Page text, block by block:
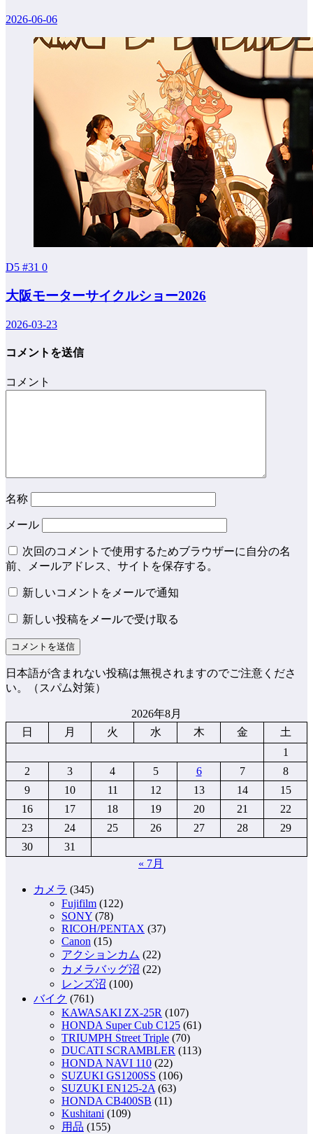
2026-06-06
D5 #31 0
大阪モーターサイクルショー2026
2026-03-23
コメントを送信
コメント
名称
メール
次回のコメントで使用するためブラウザーに自分の名
前、メールアドレス、サイトを保存する。
新しいコメントをメールで通知
新しい投稿をメールで受け取る
日本語が含まれない投稿は無視されますのでご注意くださ
い。（スパム対策）
2026年8月
日
月 火 水 木 金
土
1
2
3 4 5 6 7
8
9
10 11 12 13 14
15
16
17 18 19 20 21
22
23
24 25 26 27 28
29
30
31
« 7月
カメラ (345)
Fujifilm (122)
SONY (78)
RICOH/PENTAX (37)
Canon (15)
アクションカム (22)
カメラバッグ沼 (22)
レンズ沼 (100)
バイク (761)
KAWASAKI ZX-25R (107)
HONDA Super Cub C125 (61)
TRIUMPH Street Triple (70)
DUCATI SCRAMBLER (113)
HONDA NAVI 110 (22)
SUZUKI GS1200SS (106)
SUZUKI EN125-2A (63)
HONDA CB400SB (11)
Kushitani (109)
用品 (155)